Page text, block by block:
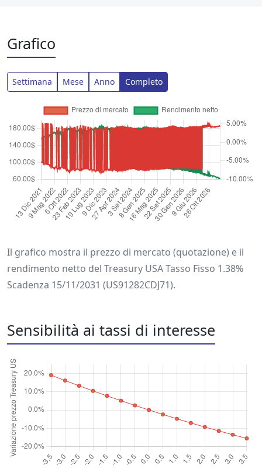
Grafico
Settimana Mese Anno Completo
Il grafico mostra il prezzo di mercato (quotazione) e il
rendimento netto del Treasury USA Tasso Fisso 1.38%
Scadenza 15/11/2031 (US91282CDJ71).
Sensibilità ai tassi di interesse